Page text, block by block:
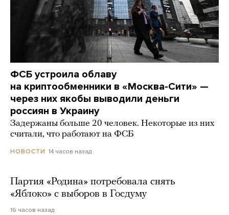
ФСБ устроила облаву
на криптообменники в «Москва-Сити» —
через них якобы выводили деньги
россиян в Украину
Задержаны больше 20 человек. Некоторые из них
считали, что работают на ФСБ
НОВОСТИ 14 часов назад
Партия «Родина» потребовала снять
«Яблоко» с выборов в Госдуму
16 часов назад